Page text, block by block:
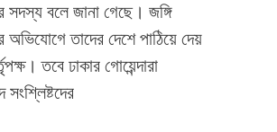
সদস্য বলে জানা গেছে। জঙ্গি
তাদের দেশে পাঠিয়ে দেয়
তবে ঢাকার গোয়েন্দারা
সংশ্লিষ্টদের